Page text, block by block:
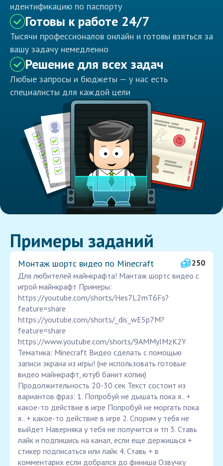
идентификацию по паспорту
Готовы к работе 24/7
Тысячи профессионалов онлайн и готовы взяться за
вашу задачу немедленно
Решение для всех задач
Любые запросы и бюджеты — у нас есть
специалисты для каждой цели
Примеры заданий
Монтаж шортс видео по Minecraft
250
Для любителей майнкрафта! Мантаж шортс видео с
игрой майнкрафт Примеры:
https://youtube.com/shorts/Hes7L2mT6Fs?
feature=share
https://youtube.com/shorts/_dis_wE5p7M?
feature=share
https://www.youtube.com/shorts/9AMMyIMzK2Y
Тематика: Minecraft Видео сделать с помощью
записи экрана из игры! (не использовать готовые
видео майнкрафт, ютуб банит копии)
Продолжительность 20-30 сек Текст состоит из
вариантов фраз: 1. Попробуй не дышать пока я.. +
какое-то действие в игре Попробуй не моргать пока
я.. + какое-то действие в игре 2. Спорим у тебя не
выйдет Наверняка у тебя не получится и тп 3. Ставь
лайк и подпишись на канал, если еще держишься +
стикер подписаться или лайк 4. Ставь + в
комментарих если добрался до финиша Озвучку